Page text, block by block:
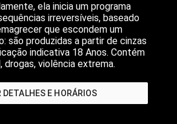
ela inicia um programa
irreversíveis, baseado
que escondem um
são produzidas a partir de cinzas
indicativa 18 Anos. Contém
drogas, violência extrema.
DETALHES E HORÁRIOS